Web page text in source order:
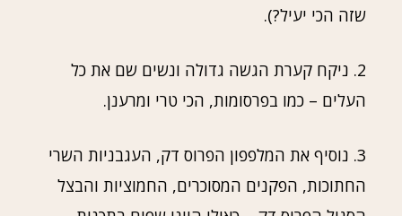
שזה הכי יעיל?).
2. ניקח קערת הגשה גדולה ונשים שם את כל
העלים – כמו בפרסומות, הכי טרי ומרענן.
3. נוסיף את המלפפון הפרוס דק, העגבניות השרי
החתוכות, הפקנים המסוכרים, החמוציות והבצל